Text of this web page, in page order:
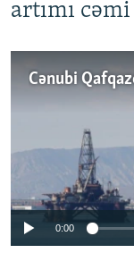
artımı
No
0:00